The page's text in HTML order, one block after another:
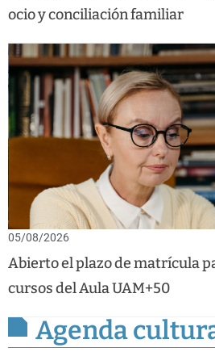
ocio y conciliación familiar
05/08/2026
Abierto el plazo de matrícula
cursos del Aula UAM+50
Agenda